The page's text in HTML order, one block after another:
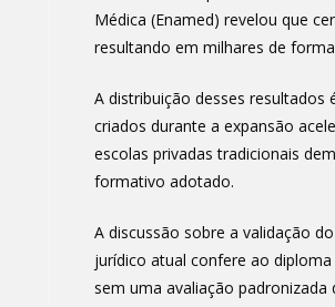
Médica (Enamed) revelou que
resultando em milhares de
A distribuição desses
criados durante a expansão
escolas privadas tradicionais
formativo adotado.
A discussão sobre a validação
jurídico atual confere ao
sem uma avaliação